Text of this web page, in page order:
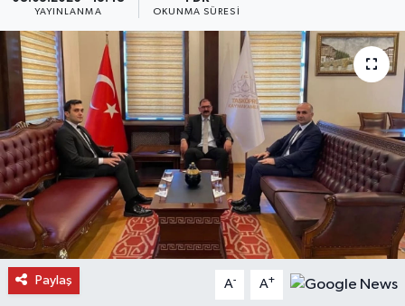
YAYINLANMA OKUNMA SÜRESI
Paylaş A- A+
Daday Haberleri
Devrekani Haberleri
Doğanyurt Haberleri
Hanönü Haberleri
İhsangazi Haberleri
İnebolu Haberleri